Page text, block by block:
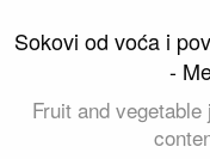
Sokovi od voća i
-
Fruit and